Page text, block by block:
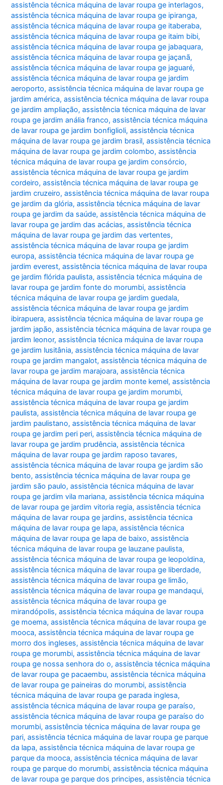
assistência técnica máquina de lavar roupa ge interlagos,
assistência técnica máquina de lavar roupa ge ipiranga,
assistência técnica máquina de lavar roupa ge itaberaba,
assistência técnica máquina de lavar roupa ge itaim bibi,
assistência técnica máquina de lavar roupa ge jabaquara,
assistência técnica máquina de lavar roupa ge jaçanã,
assistência técnica máquina de lavar roupa ge jaguaré,
assistência técnica máquina de lavar roupa ge jardim
aeroporto,assistência técnica máquina de lavar roupa ge
jardim américa,assistência técnica máquina de lavar roupa
ge jardim ampliação,assistência técnica máquina de lavar
roupa ge jardim anália franco,assistência técnica máquina
de lavar roupa ge jardim bonfiglioli,assistência técnica
máquina de lavar roupa ge jardim brasil,assistência técnica
máquina de lavar roupa ge jardim colombo,assistência
técnica máquina de lavar roupa ge jardim consórcio,
assistência técnica máquina de lavar roupa ge jardim
cordeiro,assistência técnica máquina de lavar roupa ge
jardim cruzeiro,assistência técnica máquina de lavar roupa
ge jardim da glória,assistência técnica máquina de lavar
roupa ge jardim da saúde,assistência técnica máquina de
lavar roupa ge jardim das acácias,assistência técnica
máquina de lavar roupa ge jardim das vertentes,
assistência técnica máquina de lavar roupa ge jardim
europa,assistência técnica máquina de lavar roupa ge
jardim everest,assistência técnica máquina de lavar roupa
ge jardim flórida paulista,assistência técnica máquina de
lavar roupa ge jardim fonte do morumbi,assistência
técnica máquina de lavar roupa ge jardim guedala,
assistência técnica máquina de lavar roupa ge jardim
ibirapuera,assistência técnica máquina de lavar roupa ge
jardim japão,assistência técnica máquina de lavar roupa ge
jardim leonor,assistência técnica máquina de lavar roupa
ge jardim lusitânia,assistência técnica máquina de lavar
roupa ge jardim mangalot,assistência técnica máquina de
lavar roupa ge jardim marajoara,assistência técnica
máquina de lavar roupa ge jardim monte kemel,assistência
técnica máquina de lavar roupa ge jardim morumbi,
assistência técnica máquina de lavar roupa ge jardim
paulista,assistência técnica máquina de lavar roupa ge
jardim paulistano,assistência técnica máquina de lavar
roupa ge jardim peri peri,assistência técnica máquina de
lavar roupa ge jardim prudência,assistência técnica
máquina de lavar roupa ge jardim raposo tavares,
assistência técnica máquina de lavar roupa ge jardim são
bento,assistência técnica máquina de lavar roupa ge
jardim são paulo,assistência técnica máquina de lavar
roupa ge jardim vila mariana,assistência técnica máquina
de lavar roupa ge jardim vitoria regia,assistência técnica
máquina de lavar roupa ge jardins,assistência técnica
máquina de lavar roupa ge lapa,assistência técnica
máquina de lavar roupa ge lapa de baixo,assistência
técnica máquina de lavar roupa ge lauzane paulista,
assistência técnica máquina de lavar roupa ge leopoldina,
assistência técnica máquina de lavar roupa ge liberdade,
assistência técnica máquina de lavar roupa ge limão,
assistência técnica máquina de lavar roupa ge mandaqui,
assistência técnica máquina de lavar roupa ge
mirandópolis,assistência técnica máquina de lavar roupa
ge moema,assistência técnica máquina de lavar roupa ge
mooca,assistência técnica máquina de lavar roupa ge
morro dos ingleses,assistência técnica máquina de lavar
roupa ge morumbi,assistência técnica máquina de lavar
roupa ge nossa senhora do o,assistência técnica máquina
de lavar roupa ge pacaembu,assistência técnica máquina
de lavar roupa ge paineiras do morumbi,assistência
técnica máquina de lavar roupa ge parada inglesa,
assistência técnica máquina de lavar roupa ge paraíso,
assistência técnica máquina de lavar roupa ge paraíso do
morumbi,assistência técnica máquina de lavar roupa ge
pari,assistência técnica máquina de lavar roupa ge parque
da lapa,assistência técnica máquina de lavar roupa ge
parque da mooca,assistência técnica máquina de lavar
roupa ge parque do morumbi,assistência técnica máquina
de lavar roupa ge parque dos principes,assistência técnica